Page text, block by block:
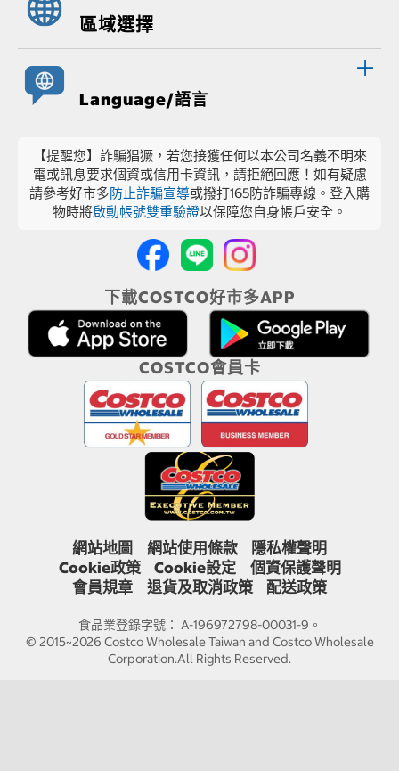
區域選擇
Language/語言
【提醒您】詐騙猖獗，若您接獲任何以本公司名義不明來
電或訊息要求個資或信用卡資訊，請拒絕回應！如有疑慮
請參考好市多防止詐騙宣導或撥打165防詐騙專線。登入購
物時將啟動帳號雙重驗證以保障您自身帳戶安全。
下載COSTCO好市多APP
COSTCO會員卡
網站地圖 網站使用條款
隱私權聲明
Cookie政策
Cookie設定
個資保護聲明
會員規章
退貨及取消政策 配送政策
食品業登錄字號： A-196972798-00031-9。
© 2015~2026 Costco Wholesale Taiwan and Costco Wholesale
Corporation.All Rights Reserved.